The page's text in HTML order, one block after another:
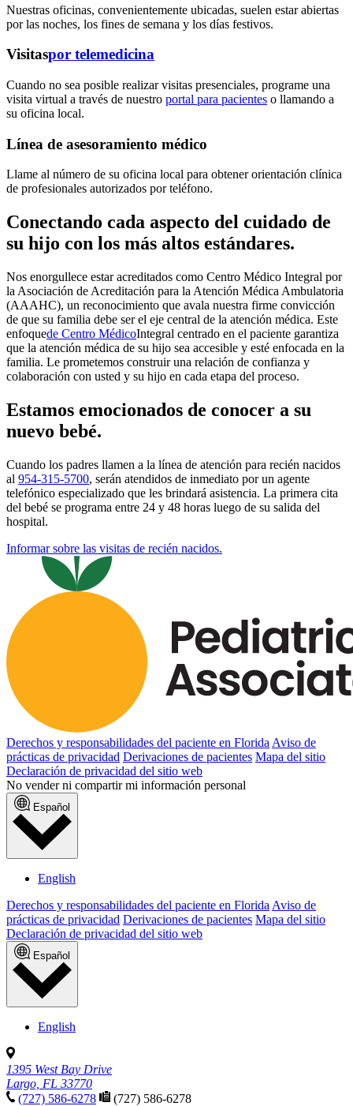
Nuestras oficinas, convenientemente ubicadas, suelen estar abiertas
por las noches, los fines de semana y los días festivos.
Visitaspor telemedicina
Cuando no sea posible realizar visitas presenciales, programe una
visita virtual a través de nuestro portal para pacientes o llamando a
su oficina local.
Línea de asesoramiento médico
Llame al número de su oficina local para obtener orientación clínica
de profesionales autorizados por teléfono.
Conectando cada aspecto del cuidado de
su hijo con los más altos estándares.
Nos enorgullece estar acreditados como Centro Médico Integral por
la Asociación de Acreditación para la Atención Médica Ambulatoria
(AAAHC), un reconocimiento que avala nuestra firme convicción
de que su familia debe ser el eje central de la atención médica. Este
enfoquede Centro MédicoIntegral centrado en el paciente garantiza
que la atención médica de su hijo sea accesible y esté enfocada en la
familia. Le prometemos construir una relación de confianza y
colaboración con usted y su hijo en cada etapa del proceso.
Estamos emocionados de conocer a su
nuevo bebé.
Cuando los padres llamen a la línea de atención para recién nacidos
al 954-315-5700, serán atendidos de inmediato por un agente
telefónico especializado que les brindará asistencia. La primera cita
del bebé se programa entre 24 y 48 horas luego de su salida del
hospital.
Informar sobre las visitas de recién nacidos.
Derechos y responsabilidades del paciente en Florida Aviso de
prácticas de privacidad Derivaciones de pacientes Mapa del sitio
Declaración de privacidad del sitio web
No vender ni compartir mi información personal
Español
English
Derechos y responsabilidades del paciente en Florida Aviso de
prácticas de privacidad Derivaciones de pacientes Mapa del sitio
Declaración de privacidad del sitio web
Español
English
1395 West Bay Drive
Largo, FL 33770
(727) 586-6278
(727) 586-6278